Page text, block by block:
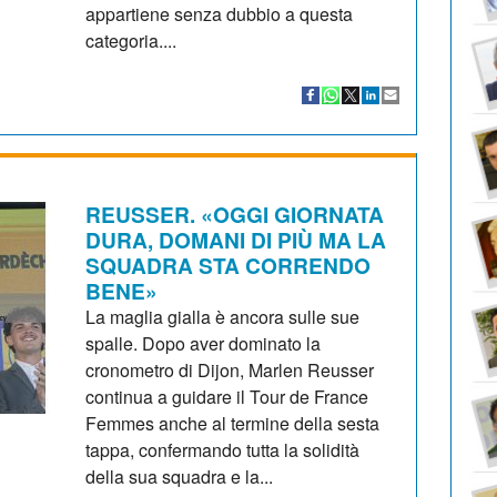
appartiene senza dubbio a questa
categoria....
REUSSER. «OGGI GIORNATA
DURA, DOMANI DI PIÙ MA LA
SQUADRA STA CORRENDO
BENE»
La maglia gialla è ancora sulle sue
spalle. Dopo aver dominato la
cronometro di Dijon, Marlen Reusser
continua a guidare il Tour de France
Femmes anche al termine della sesta
tappa, confermando tutta la solidità
della sua squadra e la...